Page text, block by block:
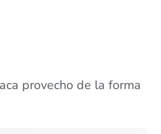
provecho de la forma